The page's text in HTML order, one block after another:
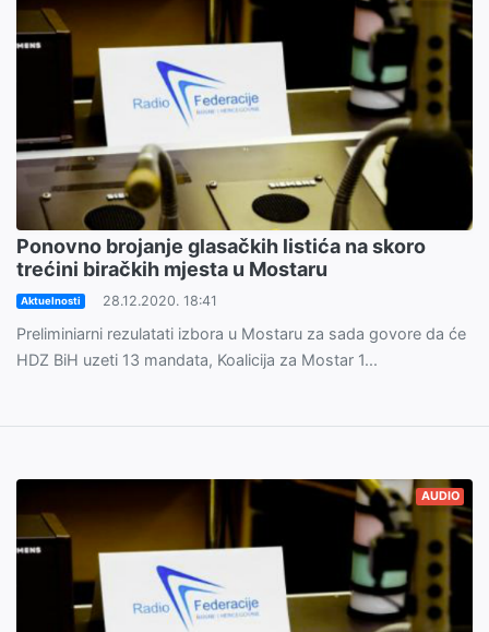
Ponovno brojanje glasačkih listića na skoro
trećini biračkih mjesta u Mostaru
Aktuelnosti 28.12.2020. 18:41
Preliminiarni rezulatati izbora u Mostaru za sada govore da će
HDZ BiH uzeti 13 mandata, Koalicija za Mostar 1...
AUDIO